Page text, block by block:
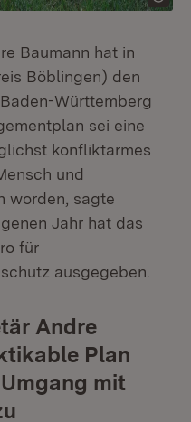
Baumann hat in
Böblingen) den
Württemberg
sei eine
konfliktarmes
und
worden, sagte
Jahr hat das
für
ausgegeben.
Andre
Plan
mit